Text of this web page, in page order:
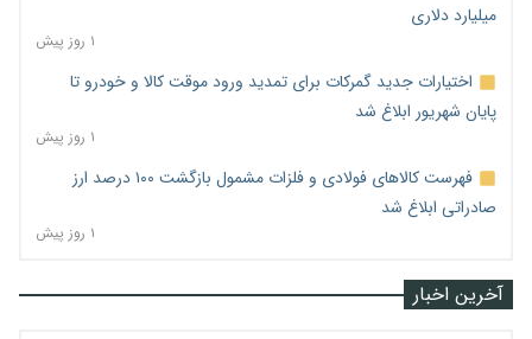
میلیارد دلاری
۱ روز پیش
اختیارات جدید گمرکات برای تمدید ورود موقت کالا و خودرو تا
پایان شهریور ابلاغ شد
۱ روز پیش
فهرست کالاهای فولادی و فلزات مشمول بازگشت ۱۰۰ درصد ارز
صادراتی ابلاغ شد
۱ روز پیش
آخرین اخبار